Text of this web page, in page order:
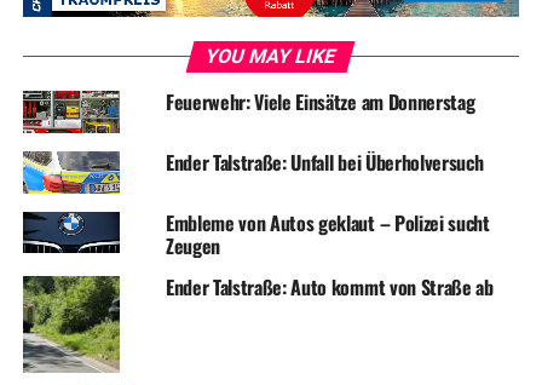
YOU MAY LIKE
Feuerwehr: Viele Einsätze am Donnerstag
Ender Talstraße: Unfall bei Überholversuch
Embleme von Autos geklaut – Polizei sucht
Zeugen
Ender Talstraße: Auto kommt von Straße ab